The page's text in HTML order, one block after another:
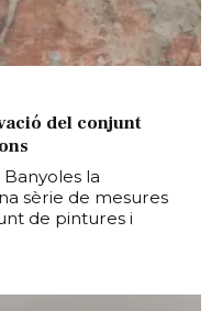
del conjunt
la
sèrie de mesures
de pintures i